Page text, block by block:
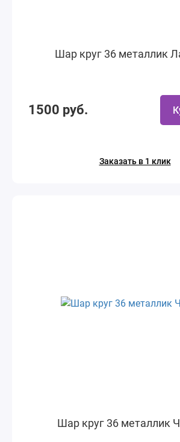
Шар круг 36 металлик
1500 руб.
Заказать в 1 клик
Шар круг 36 металлик